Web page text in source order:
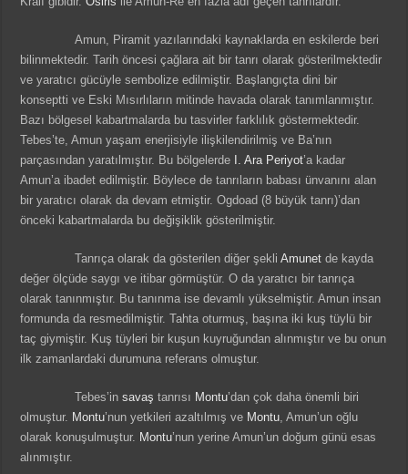
Amun, Piramit yazılarındaki kaynaklarda en eskilerde beri
bilinmektedir. Tarih öncesi çağlara ait bir tanrı olarak gösterilmektedir
ve yaratıcı gücüyle sembolize edilmiştir. Başlangıçta dini bir
konseptti ve Eski Mısırlıların mitinde havada olarak tanımlanmıştır.
Bazı bölgesel kabartmalarda bu tasvirler farklılık göstermektedir.
Tebes’te, Amun yaşam enerjisiyle ilişkilendirilmiş ve Ba’nın
parçasından yaratılmıştır. Bu bölgelerde I. Ara Periyot’a kadar
Amun’a ibadet edilmiştir. Böylece de tanrıların babası ünvanını alan
bir yaratıcı olarak da devam etmiştir. Ogdoad (8 büyük tanrı)’dan
önceki kabartmalarda bu değişiklik gösterilmiştir.
Tanrıça olarak da gösterilen diğer şekliAmunet de kayda
değer ölçüde saygı ve itibar görmüştür. O da yaratıcı bir tanrıça
olarak tanınmıştır. Bu tanınma ise devamlı yükselmiştir. Amun insan
formunda da resmedilmiştir. Tahta oturmuş, başına iki kuş tüylü bir
taç giymiştir. Kuş tüyleri bir kuşun kuyruğundan alınmıştır ve bu onun
ilk zamanlardaki durumuna referans olmuştur.
Tebes’insavaş tanrısı Montu’dan çok daha önemli biri
olmuştur. Montu’nun yetkileri azaltılmış ve Montu, Amun’un oğlu
olarak konuşulmuştur. Montu’nun yerine Amun’un doğum günü esas
alınmıştır.